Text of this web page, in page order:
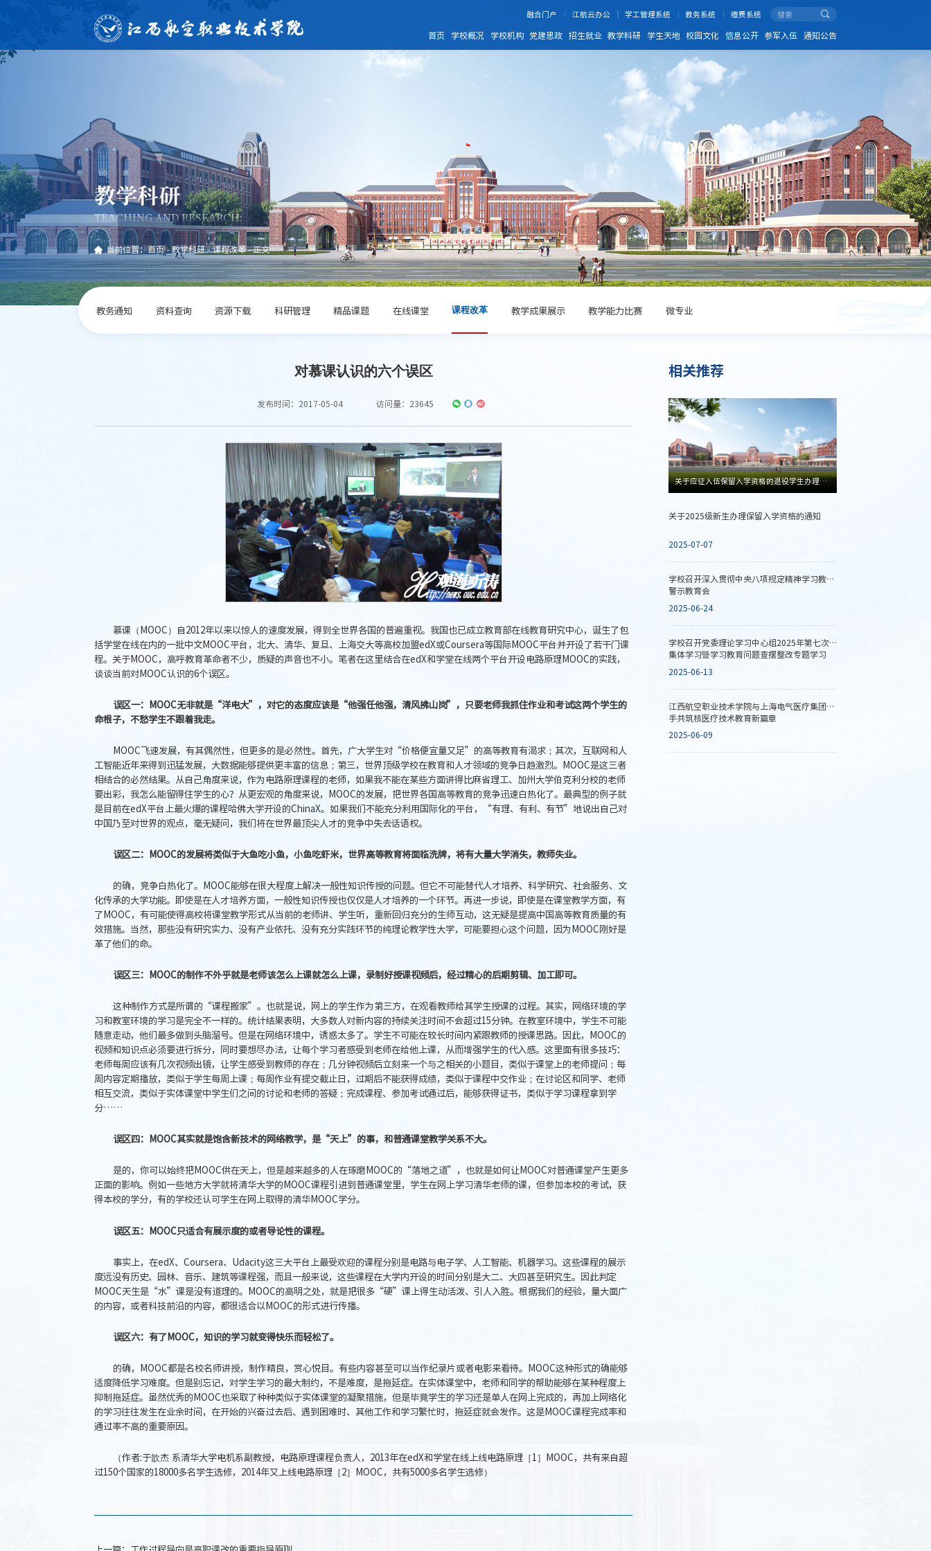
融合门户 江航云办公 学工管理系统 教务系统 缴费系统
首页 学校概况 学校机构 党建思政 招生就业 教学科研 学生天地 校园文化 信息公开 参军入伍 通知公告
教学科研
TEACHING AND RESEARCH;
当前位置：首页-教学科研-课程改革-正文
教务通知 资料查询 资源下载 科研管理 精品课题 在线课堂 课程改革 教学成果展示 教学能力比赛 微专业
对慕课认识的六个误区
发布时间：2017-05-04 访问量： 23645
慕课（MOOC）自2012年以来以惊人的速度发展，得到全世界各国的普遍重视。我国也已成立教育部在线教育研究中心，诞生了包
括学堂在线在内的一批中文MOOC平台，北大、清华、复旦、上海交大等高校加盟edX或Coursera等国际MOOC平台并开设了若干门课
程。关于MOOC，高呼教育革命者不少，质疑的声音也不小。笔者在这里结合在edX和学堂在线两个平台开设电路原理MOOC的实践，
谈谈当前对MOOC认识的6个误区。
误区一：MOOC无非就是“洋电大”，对它的态度应该是“他强任他强，清风拂山岗”，只要老师我抓住作业和考试这两个学生的
命根子，不愁学生不跟着我走。
MOOC飞速发展，有其偶然性，但更多的是必然性。首先，广大学生对“价格便宜量又足”的高等教育有渴求；其次，互联网和人
工智能近年来得到迅猛发展，大数据能够提供更丰富的信息；第三，世界顶级学校在教育和人才领域的竞争日趋激烈。MOOC是这三者
相结合的必然结果。从自己角度来说，作为电路原理课程的老师，如果我不能在某些方面讲得比麻省理工、加州大学伯克利分校的老师
要出彩，我怎么能留得住学生的心？从更宏观的角度来说，MOOC的发展，把世界各国高等教育的竞争迅速白热化了。最典型的例子就
是目前在edX平台上最火爆的课程哈佛大学开设的ChinaX。如果我们不能充分利用国际化的平台，“有理、有利、有节”地说出自己对
中国乃至对世界的观点，毫无疑问，我们将在世界最顶尖人才的竞争中失去话语权。
误区二：MOOC的发展将类似于大鱼吃小鱼，小鱼吃虾米，世界高等教育将面临洗牌，将有大量大学消失，教师失业。
的确，竞争白热化了。MOOC能够在很大程度上解决一般性知识传授的问题。但它不可能替代人才培养、科学研究、社会服务、文
化传承的大学功能。即使是在人才培养方面，一般性知识传授也仅仅是人才培养的一个环节。再进一步说，即使是在课堂教学方面，有
了MOOC，有可能使得高校将课堂教学形式从当前的老师讲、学生听，重新回归充分的生师互动，这无疑是提高中国高等教育质量的有
效措施。当然，那些没有研究实力、没有产业依托、没有充分实践环节的纯理论教学性大学，可能要担心这个问题，因为MOOC刚好是
革了他们的命。
误区三：MOOC的制作不外乎就是老师该怎么上课就怎么上课，录制好授课视频后，经过精心的后期剪辑、加工即可。
这种制作方式是所谓的“课程搬家”。也就是说，网上的学生作为第三方，在观看教师给其学生授课的过程。其实，网络环境的学
习和教室环境的学习是完全不一样的。统计结果表明，大多数人对新内容的持续关注时间不会超过15分钟。在教室环境中，学生不可能
随意走动，他们最多做到头脑溜号。但是在网络环境中，诱惑太多了。学生不可能在较长时间内紧跟教师的授课思路。因此，MOOC的
视频和知识点必须要进行拆分，同时要想尽办法，让每个学习者感受到老师在给他上课，从而增强学生的代入感。这里面有很多技巧：
老师每周应该有几次视频出镜，让学生感受到教师的存在；几分钟视频后立刻来一个与之相关的小题目，类似于课堂上的老师提问；每
周内容定期播放，类似于学生每周上课；每周作业有提交截止日，过期后不能获得成绩，类似于课程中交作业；在讨论区和同学、老师
相互交流，类似于实体课堂中学生们之间的讨论和老师的答疑；完成课程、参加考试通过后，能够获得证书，类似于学习课程拿到学
分……
误区四：MOOC其实就是饱含新技术的网络教学，是“天上”的事，和普通课堂教学关系不大。
是的，你可以始终把MOOC供在天上，但是越来越多的人在琢磨MOOC的“落地之道”，也就是如何让MOOC对普通课堂产生更多
正面的影响。例如一些地方大学就将清华大学的MOOC课程引进到普通课堂里，学生在网上学习清华老师的课，但参加本校的考试，获
得本校的学分，有的学校还认可学生在网上取得的清华MOOC学分。
误区五：MOOC只适合有展示度的或者导论性的课程。
事实上，在edX、Coursera、Udacity这三大平台上最受欢迎的课程分别是电路与电子学、人工智能、机器学习。这些课程的展示
度远没有历史、园林、音乐、建筑等课程强，而且一般来说，这些课程在大学内开设的时间分别是大二、大四甚至研究生。因此判定
MOOC天生是“水”课是没有道理的。MOOC的高明之处，就是把很多“硬”课上得生动活泼、引人入胜。根据我们的经验，量大面广
的内容，或者科技前沿的内容，都很适合以MOOC的形式进行传播。
误区六：有了MOOC，知识的学习就变得快乐而轻松了。
的确，MOOC都是名校名师讲授，制作精良，赏心悦目。有些内容甚至可以当作纪录片或者电影来看待。MOOC这种形式的确能够
适度降低学习难度。但是别忘记，对学生学习的最大制约，不是难度，是拖延症。在实体课堂中，老师和同学的帮助能够在某种程度上
抑制拖延症。虽然优秀的MOOC也采取了种种类似于实体课堂的凝聚措施，但是毕竟学生的学习还是单人在网上完成的，再加上网络化
的学习往往发生在业余时间，在开始的兴奋过去后、遇到困难时、其他工作和学习繁忙时，拖延症就会发作。这是MOOC课程完成率和
通过率不高的重要原因。
（作者:于歆杰 系清华大学电机系副教授，电路原理课程负责人，2013年在edX和学堂在线上线电路原理［1］MOOC，共有来自超
过150个国家的18000多名学生选修，2014年又上线电路原理［2］MOOC，共有5000多名学生选修）
相关推荐
关于应征入伍保留入学资格的退役学生办理2025年入学手续的通知
关于2025级新生办理保留入学资格的通知
2025-07-07
学校召开深入贯彻中央八项规定精神学习教育
警示教育会
2025-06-24
学校召开党委理论学习中心组2025年第七次
集体学习暨学习教育问题查摆整改专题学习
（扩大）会
2025-06-13
江西航空职业技术学院与上海电气医疗集团携
手共筑核医疗技术教育新篇章
2025-06-09